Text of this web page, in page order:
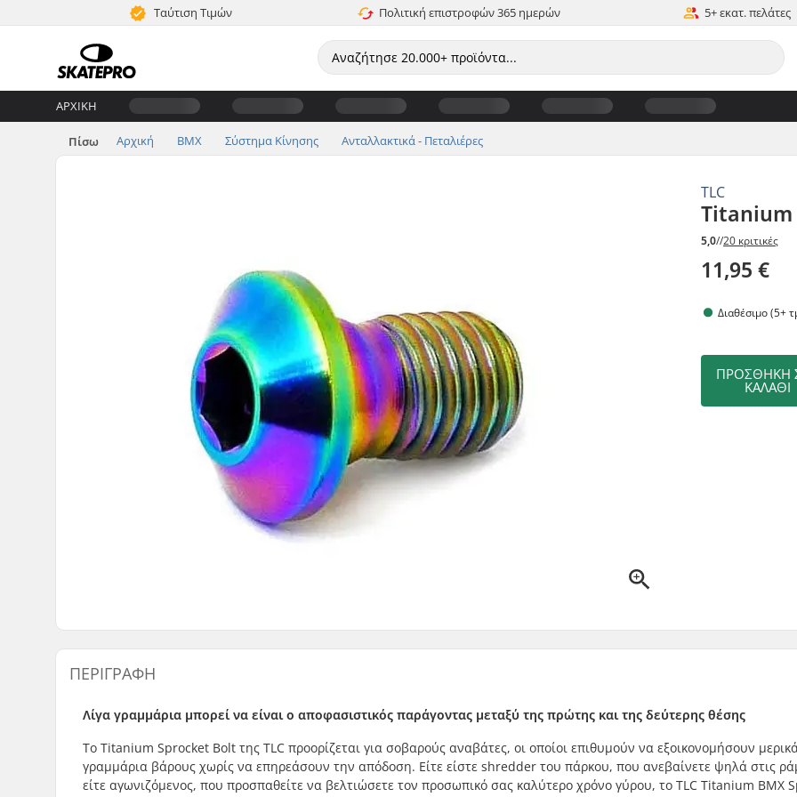
Ταύτιση Τιμών Πολιτική επιστροφών 365 ημερών 5+ εκατ. πελάτες
ΑΡΧΙΚΉ
Πίσω Αρχική BMX Σύστημα Κίνησης Ανταλλακτικά - Πεταλιέρες
TLC
Titanium
5,0//20 κριτικές
11,95 €
Διαθέσιμο (5+
ΠΡΟΣΘΉΚΗ
ΚΑΛΆΘΙ
ΠΕΡΙΓΡΑΦΉ
Λίγα γραμμάρια μπορεί να είναι ο αποφασιστικός παράγοντας μεταξύ της πρώτης και της δεύτερης θέσης
Το Titanium Sprocket Bolt της TLC προορίζεται για σοβαρούς αναβάτες, οι οποίοι επιθυμούν να εξοικονομήσουν μερικά
γραμμάρια βάρους χωρίς να επηρεάσουν την απόδοση. Είτε είστε shredder του πάρκου, που ανεβαίνετε ψηλά στις
είτε αγωνιζόμενος, που προσπαθείτε να βελτιώσετε τον προσωπικό σας καλύτερο χρόνο γύρου, το TLC Titanium BMX